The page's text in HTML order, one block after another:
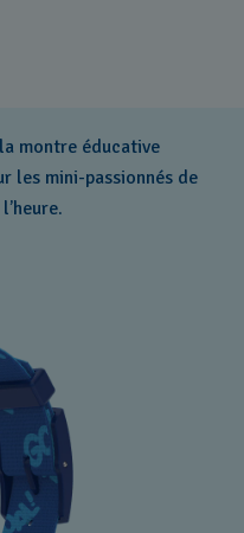
montre éducative
les mini-passionnés de